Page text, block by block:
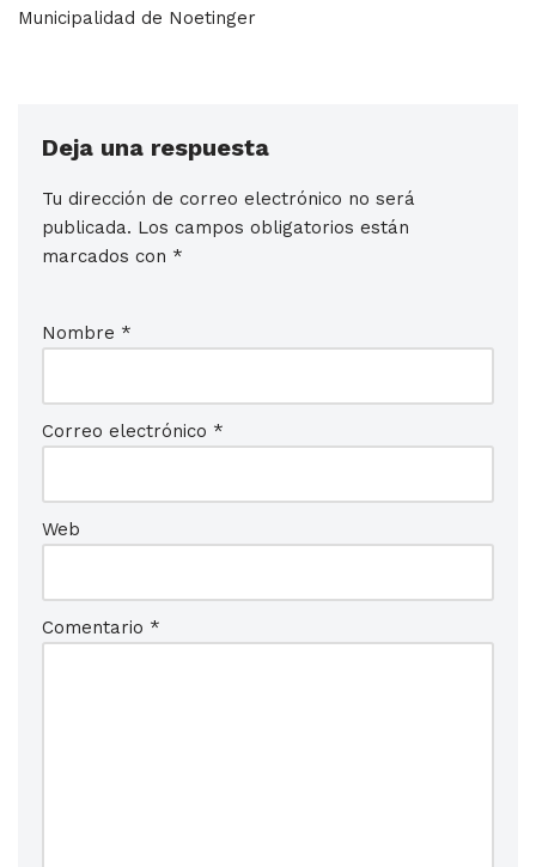
Municipalidad de Noetinger
Deja una respuesta
Tu dirección de correo electrónico no será
publicada. Los campos obligatorios están
marcados con *
Nombre *
Correo electrónico *
Web
Comentario *